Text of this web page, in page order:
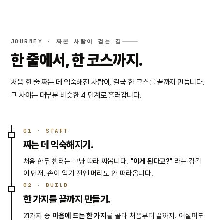
JOURNEY · 짜본 사람이 걷는 길
한 줄에서, 한 코스까지.
처음 한 줄 짜는 데 익숙해진 사람이, 결국 한 코스를 끝까지 만듭니다.
그 사이는 대부분 비슷한 4 단계로 흘러갑니다.
01 · START
짜는 데 익숙해지기.
처음 한두 챕터는 그냥 따라 짜봅니다. "이게 된다고?" 라는 감각
이 먼저. 손이 익기 전엔 머리도 안 따라옵니다.
02 · BUILD
한 가지를 끝까지 만들기.
21가지 중 마음에 드는 한 가지를 골라 처음부터 끝까지. 어설퍼도